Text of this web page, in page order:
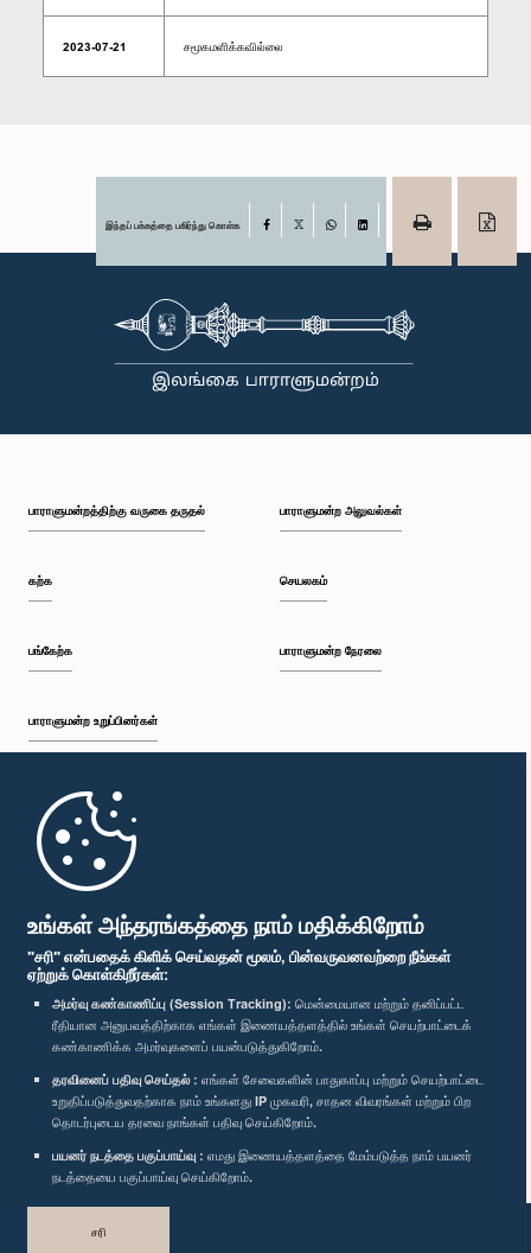
உங்கள் அந்தரங்கத்தை நாம் மதிக்கிறோம்
"சரி" என்பதைக் கிளிக் செய்வதன் மூலம், பின்வருவனவற்றை நீங்கள்
ஏற்றுக் கொள்கிறீர்கள்:
அமர்வு கண்காணிப்பு (Session Tracking): மென்மையான மற்றும் தனிப்பட்ட
ரீதியான அனுபவத்திற்காக எங்கள் இணையத்தளத்தில் உங்கள் செயற்பாட்டைக்
கண்காணிக்க அமர்வுகளைப் பயன்படுத்துகிறோம்.
தரவினைப் பதிவு செய்தல் : எங்கள் சேவைகளின் பாதுகாப்பு மற்றும் செயற்பாட்டை
உறுதிப்படுத்துவதற்காக நாம் உங்களது IP முகவரி, சாதன விவரங்கள் மற்றும் பிற
தொடர்புடைய தரவை நாங்கள் பதிவு செய்கிறோம்.
பயனர் நடத்தை பகுப்பாய்வு : எமது இணையத்தளத்தை மேம்படுத்த நாம் பயனர்
நடத்தையை பகுப்பாய்வு செய்கிறோம்.
சரி
2023-07-21 சமூகமளிக்கவில்லை
இந்தப் பக்கத்தை பகிர்ந்து கொள்க Facebook
பாராளுமன்றத்திற்கு வருகை தருதல்
கற்க
பங்கேற்க
பாராளுமன்ற உறுப்பினர்கள்
முதற்பக்கம்
பாராளுமன்ற அலுவல்கள்
செயலகம்
பாராளுமன்ற நேரலை
பாராளுமன்ற கையடக்க செயலி
எம்மை பின்தொடர்க :
விருதுகள்
தனியுரிமைக் கொள்கை